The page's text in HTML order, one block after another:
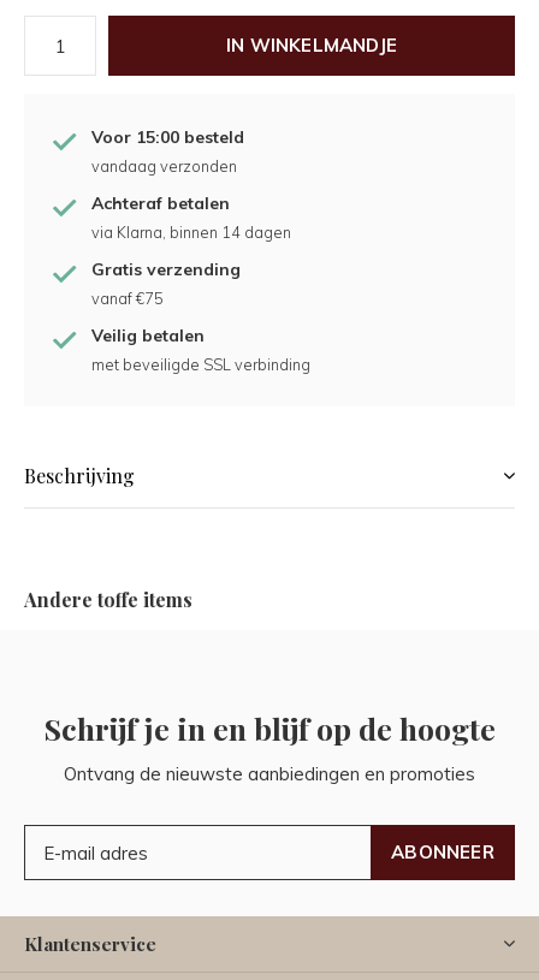
IN WINKELMANDJE
Voor 15:00 besteld
vandaag verzonden
Achteraf betalen
via Klarna, binnen 14 dagen
Gratis verzending
vanaf €75
Veilig betalen
met beveiligde SSL verbinding
Beschrijving
Andere toffe items
Schrijf je in en blijf op de hoogte
Ontvang de nieuwste aanbiedingen en promoties
ABONNEER
Klantenservice